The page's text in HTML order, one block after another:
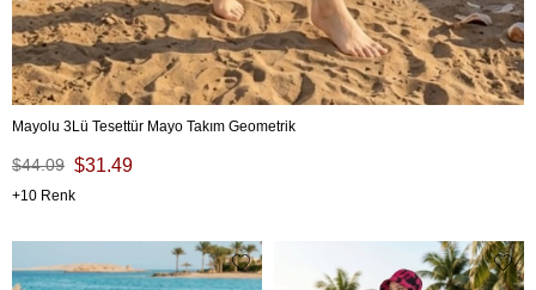
Mayolu 3Lü Tesettür Mayo Takım Geometrik
$31.49
$44.09
10